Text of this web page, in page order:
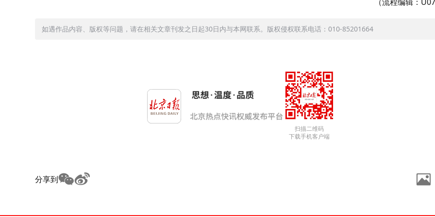
如遇作品内容、版权等问题，请在相关文章刊发之日起30日内与本网联系。版权侵权联系电话：010-85201664
扫描二维码
下载手机客户端
分享到